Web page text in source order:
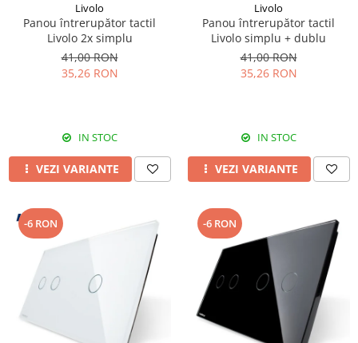
Livolo
Panou întrerupător tactil
Livolo 2x simplu
41,00 RON
35,26 RON
IN STOC
VEZI VARIANTE
Livolo
Panou întrerupător tactil
Livolo simplu + dublu
41,00 RON
35,26 RON
IN STOC
VEZI VARIANTE
-6 RON -6 RON